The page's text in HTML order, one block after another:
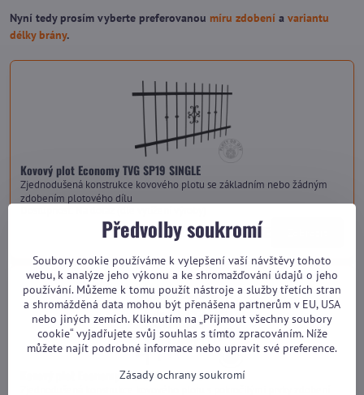
Nyní tedy prosím vyberte preferovanou míru zdobení a variantu
délky brány.
Kovový plot Economy TVG SP19 SINGLE
Zjednodušená konstrukce kovového plotu se základním nebo žádným
zdobením plotového dílu
od 2 950 Kč
Kovový plot Economy TVG SP19 HARMONY
Předvolby soukromí
Soubory cookie používáme k vylepšení vaší návštěvy tohoto
webu, k analýze jeho výkonu a ke shromažďování údajů o jeho
používání. Můžeme k tomu použít nástroje a služby třetích stran
a shromážděná data mohou být přenášena partnerům v EU, USA
nebo jiných zemích. Kliknutím na „Přijmout všechny soubory
cookie“ vyjadřujete svůj souhlas s tímto zpracováním. Níže
můžete najít podrobné informace nebo upravit své preference.
Zásady ochrany soukromí